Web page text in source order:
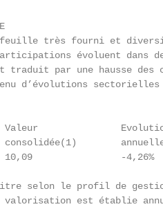
très fourni et
évoluent dans
traduit par une hausse
d’évolutions sectorielles
-
selon le profil de
est établie